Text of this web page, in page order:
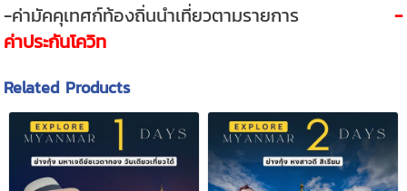
-ค่ามัคคุเทศก์ท้องถิ่นนำเที่ยวตามรายการ-
ค่าประกันโควิท
Related Products